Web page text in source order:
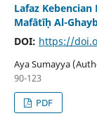
Lafaz
Mafātīḥ Al-
DOI: https://
Aya Sumayya
90-123
PDF